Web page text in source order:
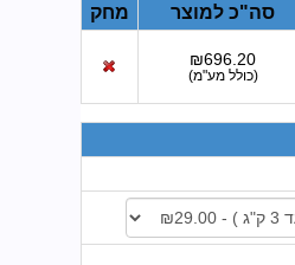
סה"כ למוצר
מחק
₪696.20
(כולל מע"מ)